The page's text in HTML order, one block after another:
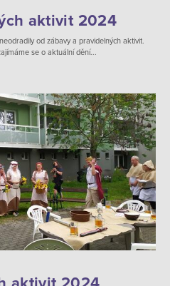
aktivit 2024
od zábavy a pravidelných aktivit.
se o aktuální dění...